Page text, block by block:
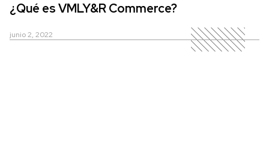
¿Qué es VMLY&R Commerce?
junio 2, 2022